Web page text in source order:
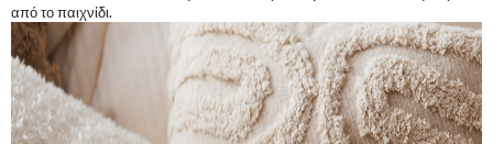
από το παιχνίδι.